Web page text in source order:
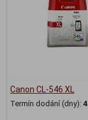
Canon CL-546 XL
Termín dodání (dny): 4